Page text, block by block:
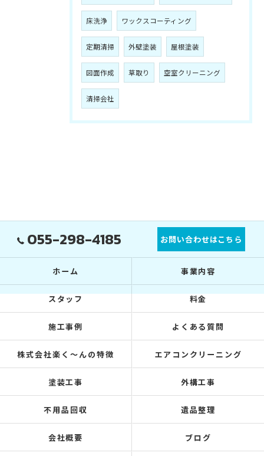
床洗浄 ワックスコーティング
定期清掃 外壁塗装 屋根塗装
図面作成 草取り 空室クリーニング
清掃会社
055-298-4185 お問い合わせはこちら
ホーム 事業内容
スタッフ 料金
施工事例 よくある質問
株式会社楽く～んの特徴 エアコンクリーニング
塗装工事 外構工事
不用品回収 遺品整理
会社概要 ブログ